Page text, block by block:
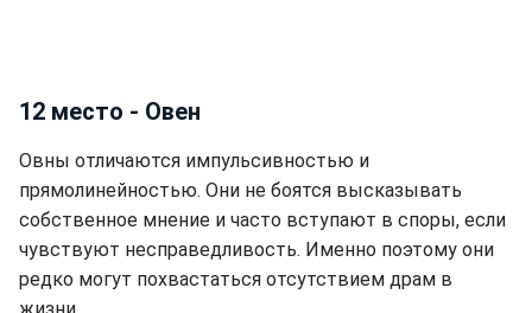
12 место - Овен
Овны отличаются импульсивностью и
прямолинейностью. Они не боятся высказывать
собственное мнение и часто вступают в споры, если
чувствуют несправедливость. Именно поэтому они
редко могут похвастаться отсутствием драм в